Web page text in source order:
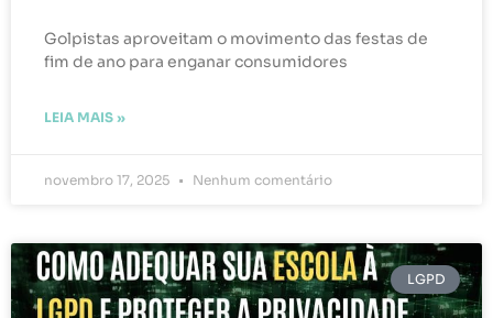
Golpistas aproveitam o movimento das festas de
fim de ano para enganar consumidores
LEIA MAIS »
novembro 17, 2025 Nenhum comentário
LGPD